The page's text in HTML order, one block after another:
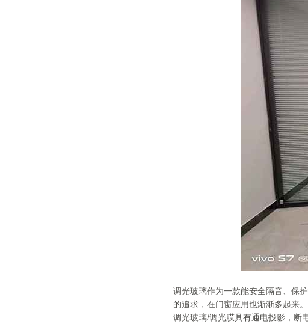
调光玻璃作为一款能安全隔音、保
的追求，在门窗应用也渐渐多起来。
调光玻璃/调光膜具有通电投影，断